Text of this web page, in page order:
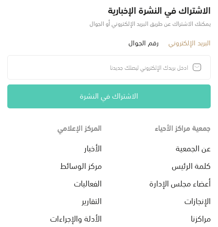
الاشتراك في النشرة الإخبارية
يمكنك الاشتراك عن طريق البريد الإلكتروني أو الجوال
البريد الإلكتروني رقم الجوال
الاشتراك في النشرة
جمعية مراكز الأحياء
عن الجمعية
كلمة الرئيس
أعضاء مجلس الإدارة
الإنجازات
مراكزنا
المركز الإعلامي
الأخبار
مركز الوسائط
الفعاليات
التقارير
الأدلة والإجراءات